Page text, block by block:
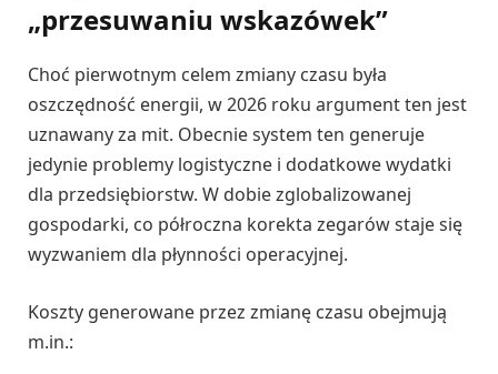
„przesuwaniu wskazówek”
Choć pierwotnym celem zmiany czasu była
oszczędność energii, w 2026 roku argument ten jest
uznawany za mit. Obecnie system ten generuje
jedynie problemy logistyczne i dodatkowe wydatki
dla przedsiębiorstw. W dobie zglobalizowanej
gospodarki, co półroczna korekta zegarów staje się
wyzwaniem dla płynności operacyjnej.
Koszty generowane przez zmianę czasu obejmują
m.in.: